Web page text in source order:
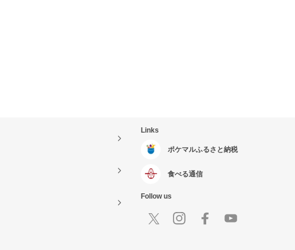
Links
ポケマルふるさと納税
食べる通信
Follow us